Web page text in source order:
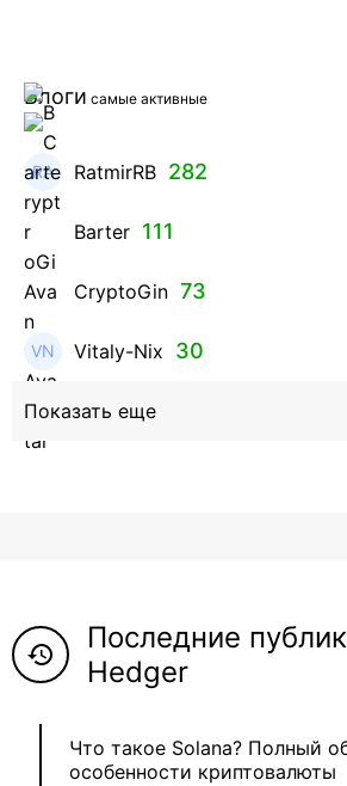
Блоги самые активные
RatmirRB 282
Barter 111
CryptoGin 73
Vitaly-Nix 30
Hanna_Zolo4evskaya
Neftegrad 5
Evgeniy 3
history
Последние
Hedger
Что такое Solana? Полный
особенности криптовалюты